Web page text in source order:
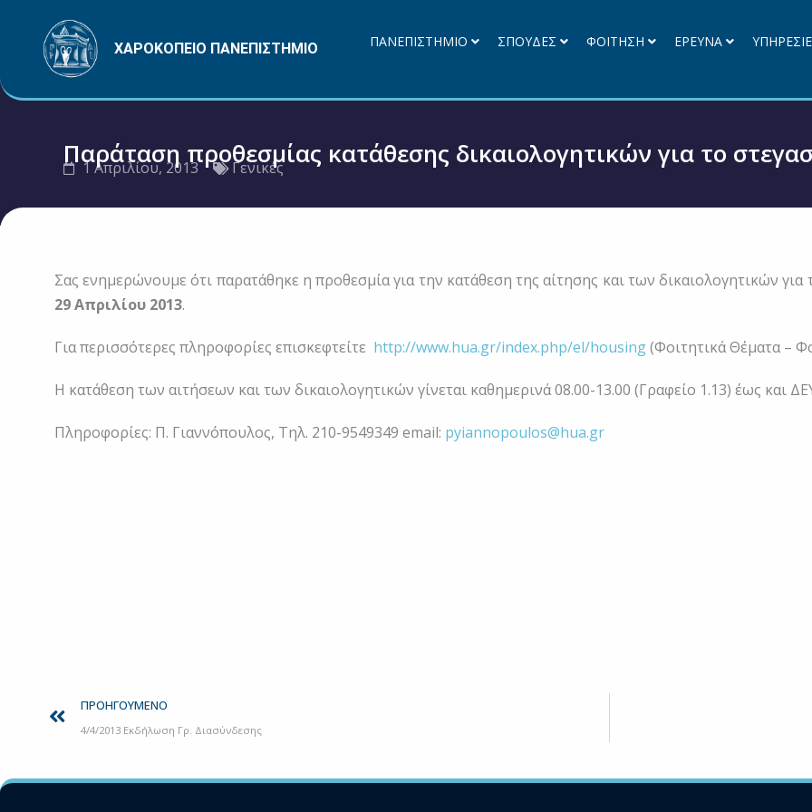
περιεχόμενο
ΧΑΡΟΚΟΠΕΙΟ ΠΑΝΕΠΙΣΤΗΜΙΟ ΠΑΝΕΠΙΣΤΗΜΙΟ ΣΠΟΥΔΕΣ ΦΟΙΤΗΣΗ ΕΡΕΥΝΑ
Παράταση προθεσμίας κατάθεσης δικαιολογητικών για το
1 Απριλίου, 2013 Γενικές
Σας ενημερώνουμε ότι παρατάθηκε η προθεσμία για την κατάθεση της αίτησης και των δικαιολογητικών για
29 Απριλίου 2013.
Για περισσότερες πληροφορίες επισκεφτείτε http://www.hua.gr/index.php/el/housing(Φοιτητικά Θέματα –
Η κατάθεση των αιτήσεων και των δικαιολογητικών γίνεται καθημερινά 08.00-13.00 (Γραφείο 1.13) έως και
Πληροφορίες: Π. Γιαννόπουλος, Τηλ. 210-9549349 email: pyiannopoulos@hua.gr
ΠΡΟΗΓΟΎΜΕΝΟ
4/4/2013 Εκδήλωση Γρ. Διασύνδεσης